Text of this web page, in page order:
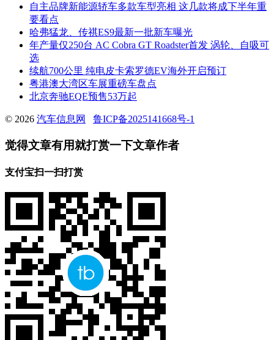
自主品牌新能源轿车多款车型亮相 这几款将成下半年重
要看点
哈弗猛龙、传祺ES9最新一批新车曝光
年产量仅250台 AC Cobra GT Roadster首发 涡轮、自吸可
选
续航700公里 纯电皮卡索罗德EV海外开启预订
粤港澳大湾区车展重磅车盘点
北京奔驰EQE预售53万起
© 2026 汽车信息网 鲁ICP备2025141668号-1
觉得文章有用就打赏一下文章作者
支付宝扫一扫打赏